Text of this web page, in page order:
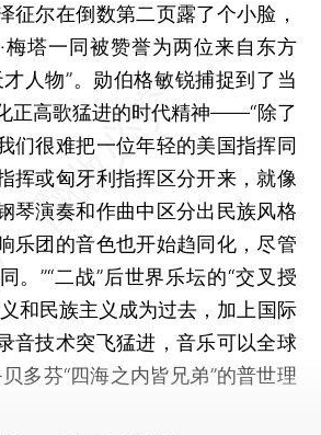
征尔在倒数第二页露了个小脸，
梅塔一同被赞誉为两位来自东方
人物”。勋伯格敏锐捕捉到了当
正高歌猛进的时代精神——“除了
们很难把一位年轻的美国指挥同
挥或匈牙利指挥区分开来，就像
琴演奏和作曲中区分出民族风格
乐团的音色也开始趋同化，尽管
。”“二战”后世界乐坛的“交叉授
和民族主义成为过去，加上国际
音技术突飞猛进，音乐可以全球
多芬“四海之内皆兄弟”的普世理